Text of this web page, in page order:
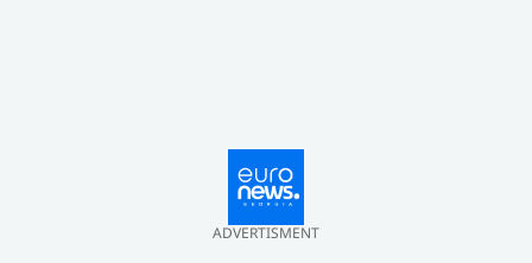
ADVERTISMENT